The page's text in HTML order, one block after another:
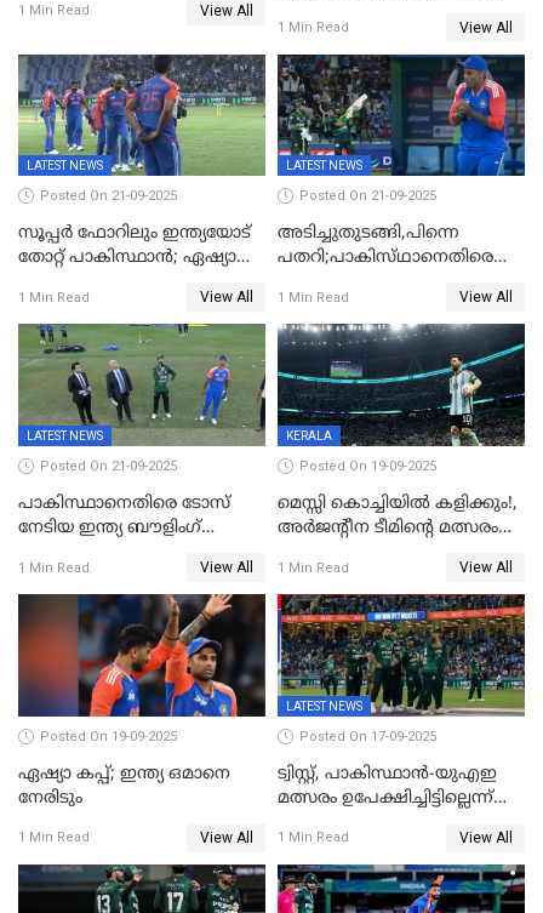
1 Min Read View All
1 Min Read View All
LATEST NEWS
Posted On 21-09-2025
സൂപ്പർ ഫോറിലും ഇന്ത്യയോട്
തോറ്റ് പാകിസ്ഥാൻ; ഏഷ്യാ
ഇന്ത്യ, അഭിഷേക് ശർമ്മയ്ക്ക്
അർദ്ധ സെഞ്ച്വറി
1 Min Read View All
LATEST NEWS
Posted On 21-09-2025
അടിച്ചുതുടങ്ങി,പിന്നെ
പതറി;പാകിസ്‌ഥാനെതിരെ
വിജയലക്ഷ്യം
1 Min Read View All
LATEST NEWS
Posted On 21-09-2025
പാകിസ്ഥാനെതിരെ ടോസ്
നേടിയ ഇന്ത്യ ബൗളിംഗ്
1 Min Read View All
KERALA
Posted On 19-09-2025
മെസ്സി കൊച്ചിയിൽ കളിക്കും!,
അർജന്റീന ടീമിന്റെ മത്സരം
നടത്താൻ ആലോചന
1 Min Read View All
Posted On 19-09-2025
ഏഷ്യാ കപ്പ്; ഇന്ത്യ ഒമാനെ
നേരിടും
1 Min Read View All
LATEST NEWS
Posted On 17-09-2025
ട്വിസ്റ്റ്, പാകിസ്ഥാൻ-യുഎഇ
മത്സരം ഉപേക്ഷിച്ചിട്ടില്ലെന്ന്
വൈകും; പാക് ടീം ഹോട്ടലിൽ
നിന്ന് ഇറങ്ങിയതായി റിപ്പോർട്ട്
1 Min Read View All